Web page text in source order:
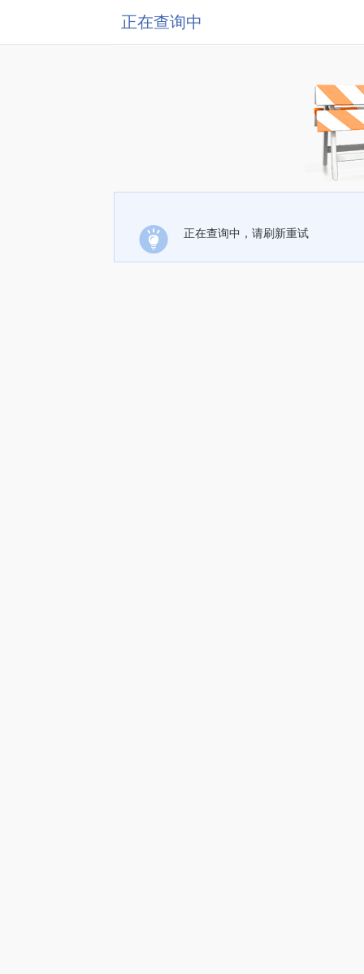
正在查询中
正在查询中，请刷新重试